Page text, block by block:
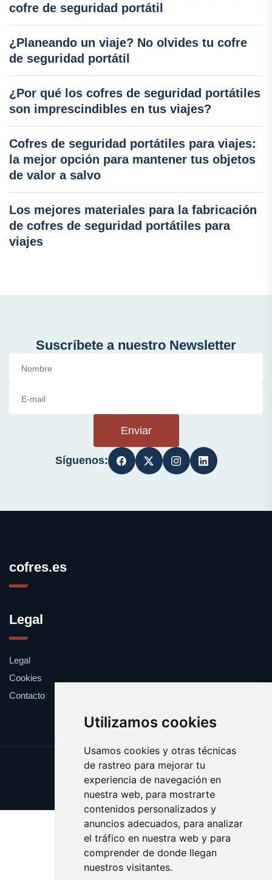
Utilizamos cookies
Usamos cookies y otras técnicas
de rastreo para mejorar tu
experiencia de navegación en
nuestra web, para mostrarte
contenidos personalizados y
anuncios adecuados, para analizar
el tráfico en nuestra web y para
comprender de donde llegan
nuestros visitantes.
cofre de seguridad portátil
¿Planeando un viaje? No olvides tu cofre
de seguridad portátil
¿Por qué los cofres de seguridad portátiles
son imprescindibles en tus viajes?
Cofres de seguridad portátiles para viajes:
la mejor opción para mantener tus objetos
de valor a salvo
Los mejores materiales para la fabricación
de cofres de seguridad portátiles para
viajes
Suscríbete a nuestro Newsletter
Enviar
Síguenos:
cofres.es
Legal
Legal
Cookies
Contacto
Update cookies preferences
Copyright © 2025 cofres.es